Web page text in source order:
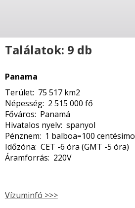
Találatok: 9 db
Panama
Terület: 75 517 km2
Népesség: 2 515 000 fő
Főváros: Panamá
Hivatalos nyelv: spanyol
Pénznem: 1 balboa=100 centésimo
Időzóna: CET -6 óra (GMT -5 óra)
Áramforrás: 220V
Vízuminfó >>>